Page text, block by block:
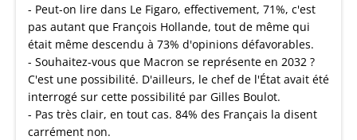
- Peut-on lire dans Le Figaro, effectivement, 71%, c'est
pas autant que François Hollande, tout de même qui
était même descendu à 73% d'opinions défavorables.
- Souhaitez-vous que Macron se représente en 2032 ?
C'est une possibilité. D'ailleurs, le chef de l'État avait été
interrogé sur cette possibilité par Gilles Boulot.
- Pas très clair, en tout cas. 84% des Français la disent
carrément non.